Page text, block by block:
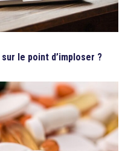
le point d’imploser ?